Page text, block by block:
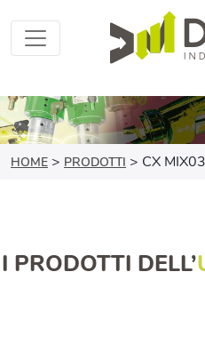
HOME > PRODOTTI > CX
I PRODOTTI DELL’